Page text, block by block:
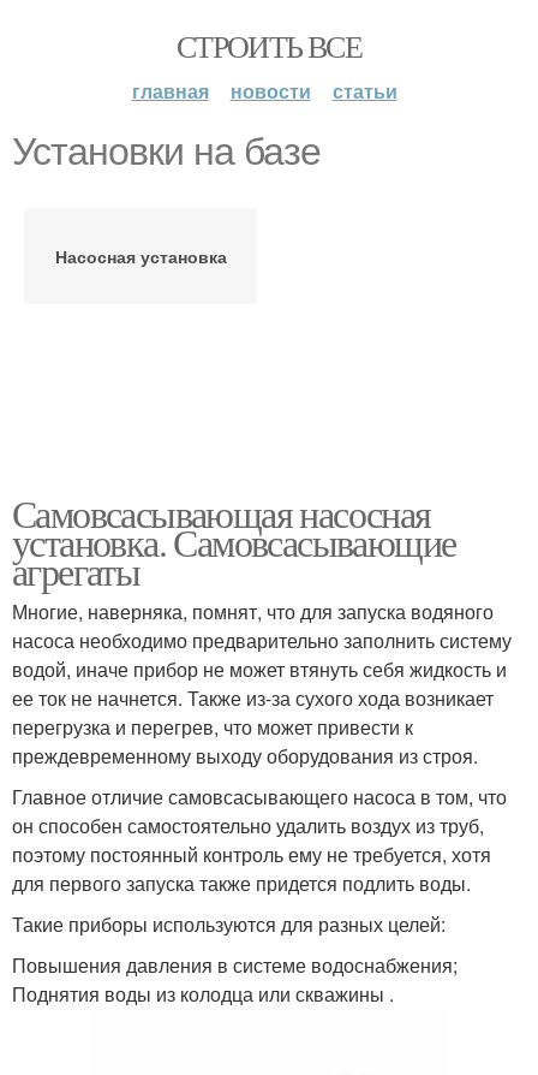
СТРОИТЬ ВСЕ
главная новости статьи
Установки на базе
Насосная установка
Самовсасывающая насосная
установка. Самовсасывающие
агрегаты
Многие, наверняка, помнят, что для запуска водяного
насоса необходимо предварительно заполнить систему
водой, иначе прибор не может втянуть себя жидкость и
ее ток не начнется. Также из-за сухого хода возникает
перегрузка и перегрев, что может привести к
преждевременному выходу оборудования из строя.
Главное отличие самовсасывающего насоса в том, что
он способен самостоятельно удалить воздух из труб,
поэтому постоянный контроль ему не требуется, хотя
для первого запуска также придется подлить воды.
Такие приборы используются для разных целей:
Повышения давления в системе водоснабжения;
Поднятия воды из колодца или скважины .